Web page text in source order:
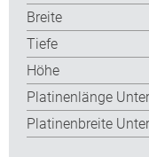
Breite
Tiefe
Höhe
Platinenlänge
Platinenbreite